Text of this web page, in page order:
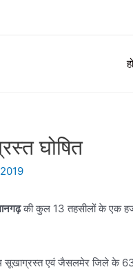
घोषित
की कुल 13 तहसीलों के एक
सूखाग्रस्त एवं जैसलमेर जिले के